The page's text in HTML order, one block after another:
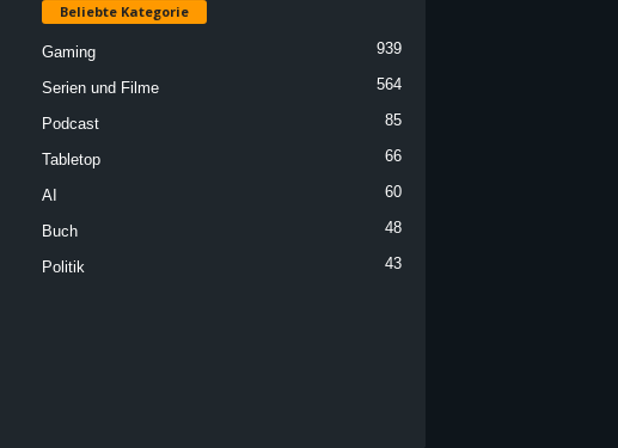
Beliebte Kategorie
Gaming 939
Serien und Filme 564
Podcast 85
Tabletop 66
AI 60
Buch 48
Politik 43